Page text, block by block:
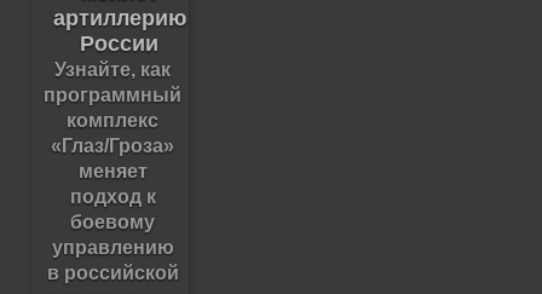
артиллерию
России
Узнайте, как
программный
комплекс
«Глаз/Гроза»
меняет
подход к
боевому
управлению
в российской